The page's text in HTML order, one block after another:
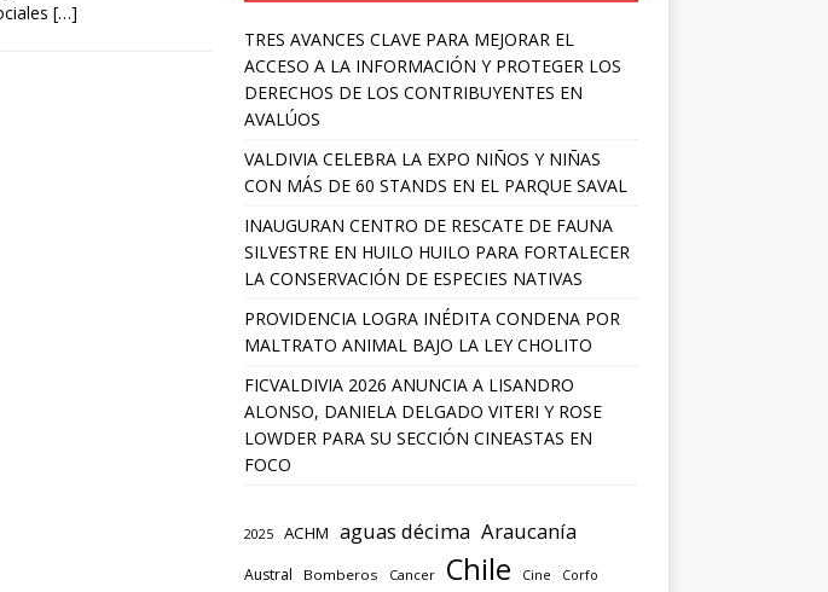
[…]
TRES AVANCES CLAVE PARA MEJORAR EL
ACCESO A LA INFORMACIÓN Y PROTEGER LOS
DERECHOS DE LOS CONTRIBUYENTES EN
AVALÚOS
VALDIVIA CELEBRA LA EXPO NIÑOS Y NIÑAS
CON MÁS DE 60 STANDS EN EL PARQUE SAVAL
INAUGURAN CENTRO DE RESCATE DE FAUNA
SILVESTRE EN HUILO HUILO PARA FORTALECER
LA CONSERVACIÓN DE ESPECIES NATIVAS
PROVIDENCIA LOGRA INÉDITA CONDENA POR
MALTRATO ANIMAL BAJO LA LEY CHOLITO
FICVALDIVIA 2026 ANUNCIA A LISANDRO
ALONSO, DANIELA DELGADO VITERI Y ROSE
LOWDER PARA SU SECCIÓN CINEASTAS EN
FOCO
2025 ACHM aguas décima Araucanía
Austral Bomberos Cancer Chile Cine Corfo